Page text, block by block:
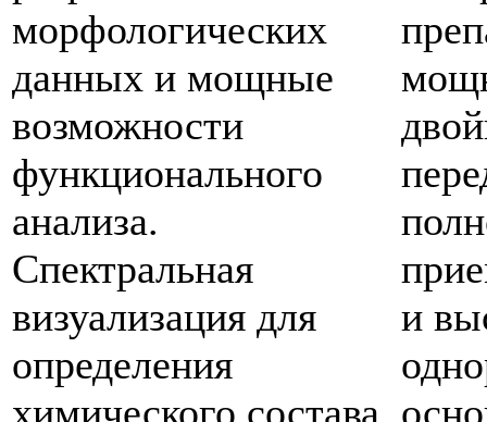
морфологических
данных и мощные
возможности
функционального
анализа.
Спектральная
визуализация для
определения
химического состава
и